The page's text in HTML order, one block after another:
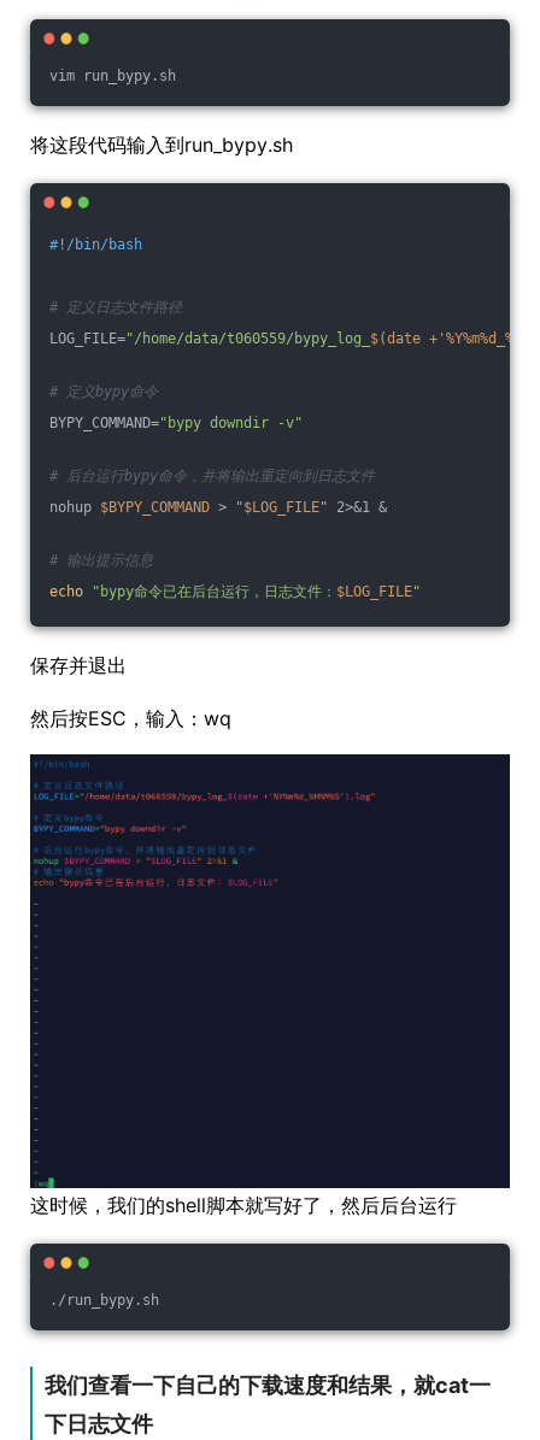
vim run_bypy.sh
将这段代码输入到run_bypy.sh
#!/bin/bash
# 定义日志文件路径
LOG_FILE="/home/data/t060559/bypy_log_ $(date
# 定义bypy命令
BYPY_COMMAND="bypy downdir -v"
# 后台运行bypy命令，并将输出重定向到日志文件
nohup $BYPY_COMMAND > "$LOG_FILE" 2>&1 &
# 输出提示信息
echo
"bypy命令已在后台运行，日志文件： $LOG_FILE"
保存并退出
然后按ESC，输入：wq
这时候，我们的shell脚本就写好了，然后后台运行
./run_bypy.sh
我们查看一下自己的下载速度和结果，就cat一
下日志文件